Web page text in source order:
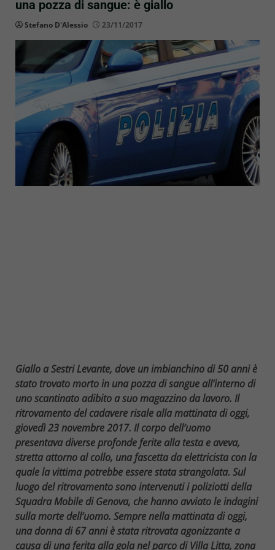
una pozza di sangue: è giallo
Stefano D'Alessio 23/11/2017
Giallo a Sestri Levante, dove un imbianchino di 50 anni è
stato trovato morto in una pozza di sangue all’interno di
uno scantinato adibito a suo magazzino da lavoro. Il
ritrovamento del cadavere risale alla mattinata di oggi,
giovedì 23 novembre 2017. Il corpo dell’uomo
presentava diverse profonde ferite alla testa e aveva,
stretta attorno al collo, una fascetta da elettricista con la
quale la vittima potrebbe essere stata strangolata. Sul
luogo del ritrovamento sono intervenuti i poliziotti della
Squadra Mobile di Genova, che hanno avviato le indagini
sulla morte dell’uomo. Sempre nella mattinata di oggi,
una donna di 67 anni è stata ritrovata agonizzante a
causa di una ferita alla gola nel parco di Villa Litta, zona